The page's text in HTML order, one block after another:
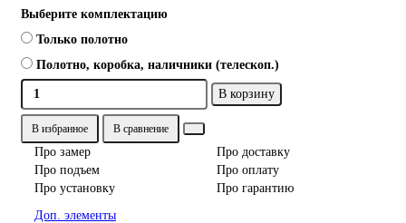
Выберите комплектацию
Только полотно
Полотно, коробка, наличники (телескоп.)
В корзину
В избранное В сравнение
Про замер
Про доставку
Про подъем
Про оплату
Про установку
Про гарантию
Доп. элементы